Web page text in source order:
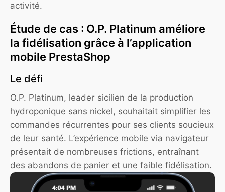
activité.
Étude de cas : O.P. Platinum améliore
la fidélisation grâce à l’application
mobile PrestaShop
Le défi
O.P. Platinum, leader sicilien de la production
hydroponique sans nickel, souhaitait simplifier les
commandes récurrentes pour ses clients soucieux
de leur santé. L’expérience mobile via navigateur
présentait de nombreuses frictions, entraînant
des abandons de panier et une faible fidélisation.